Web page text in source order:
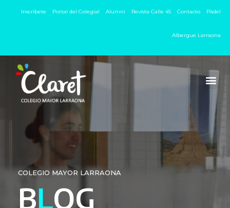
Inscríbete Portal del Colegial Alumni Revista Calle 45 Contacto Pádel
Albergue Larraona
COLEGIO MAYOR LARRAONA
BLOG